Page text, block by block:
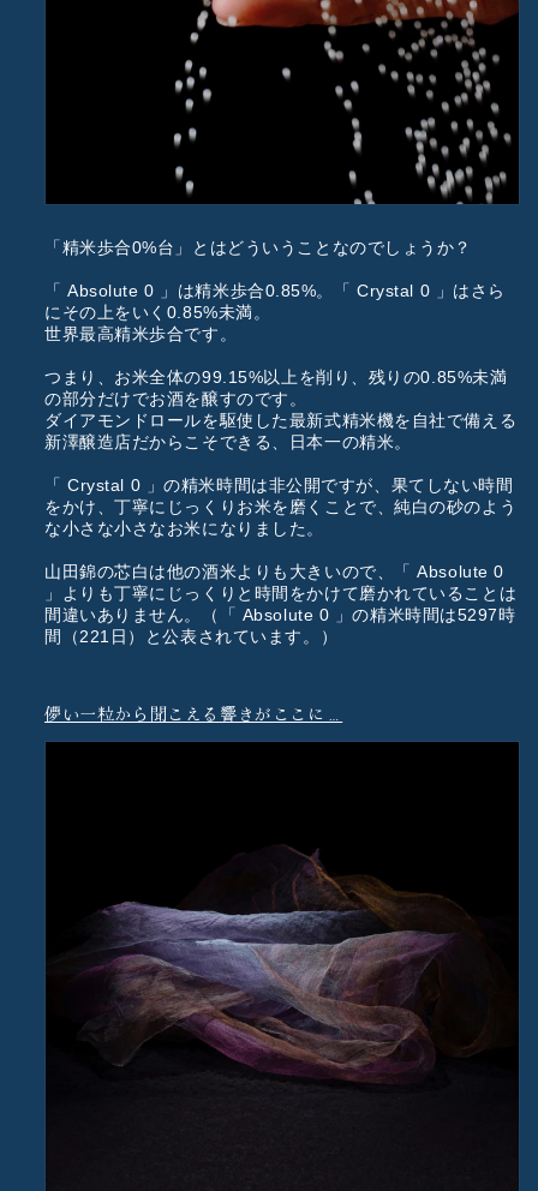
「精米歩合0%台」とはどういうことなのでしょうか？
「 Absolute 0 」は精米歩合0.85%。「 Crystal 0 」はさら
にその上をいく0.85%未満。
世界最高精米歩合です。
つまり、お米全体の99.15%以上を削り、残りの0.85%未満
の部分だけでお酒を醸すのです。
ダイアモンドロールを駆使した最新式精米機を自社で備える
新澤醸造店だからこそできる、日本一の精米。
「 Crystal 0 」の精米時間は非公開ですが、果てしない時間
をかけ、丁寧にじっくりお米を磨くことで、純白の砂のよう
な小さな小さなお米になりました。
山田錦の芯白は他の酒米よりも大きいので、「 Absolute 0
」よりも丁寧にじっくりと時間をかけて磨かれていることは
間違いありません。（「 Absolute 0 」の精米時間は5297時
間（221日）と公表されています。）
儚い一粒から聞こえる響きがここに…